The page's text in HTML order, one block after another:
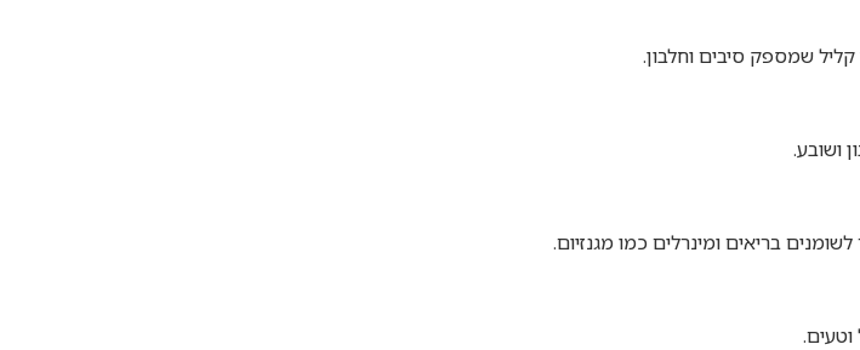
ושובע.